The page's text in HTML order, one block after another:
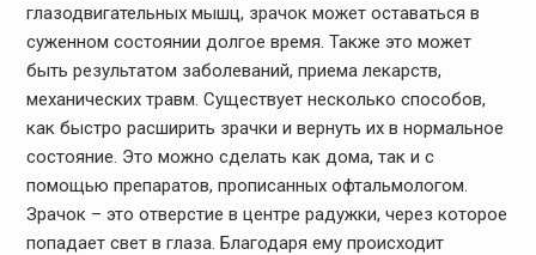
глазодвигательных мышц, зрачок может оставаться в
суженном состоянии долгое время. Также это может
быть результатом заболеваний, приема лекарств,
механических травм. Существует несколько способов,
как быстро расширить зрачки и вернуть их в нормальное
состояние. Это можно сделать как дома, так и с
помощью препаратов, прописанных офтальмологом.
Зрачок – это отверстие в центре радужки, через которое
попадает свет в глаза. Благодаря ему происходит